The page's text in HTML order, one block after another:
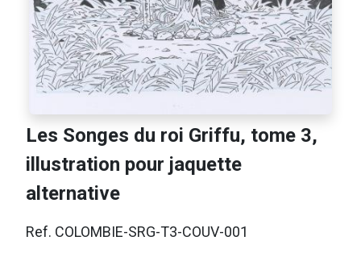
Les Songes du roi Griffu, tome 3,
illustration pour jaquette
alternative
Ref. COLOMBIE-SRG-T3-COUV-001